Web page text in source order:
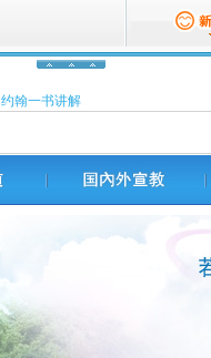
约翰一书讲解